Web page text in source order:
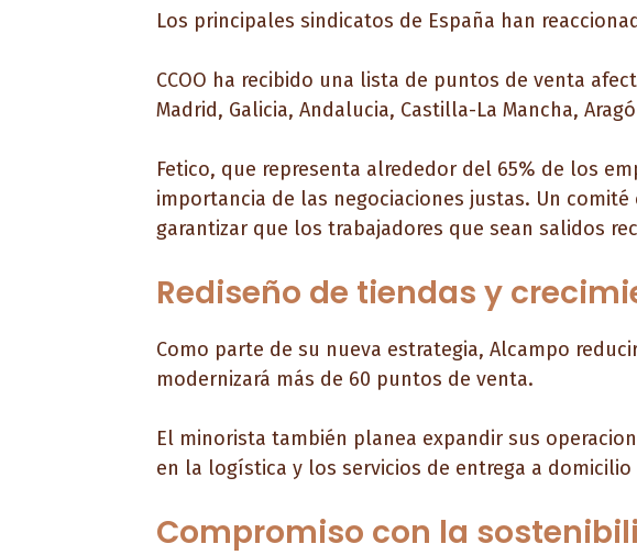
Los principales sindicatos de España han
CCOO ha recibido una lista de puntos de venta
Madrid, Galicia, Andalucia, Castilla-La Mancha,
Fetico, que representa alrededor del 65% de los
importancia de las negociaciones justas. Un
garantizar que los trabajadores que sean salidos
Rediseño de tiendas y
Como parte de su nueva estrategia, Alcampo
modernizará más de 60 puntos de venta.
El minorista también planea expandir sus
en la logística y los servicios de entrega a
Compromiso con la